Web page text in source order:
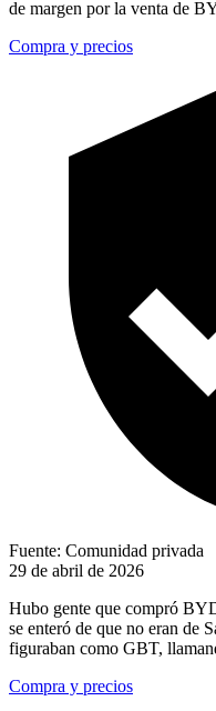
de margen por la venta de
Compra y precios
Fuente: Comunidad privada
29 de abril de 2026
Hubo gente que compró
se enteró de que no eran de
figuraban como GBT,
Compra y precios